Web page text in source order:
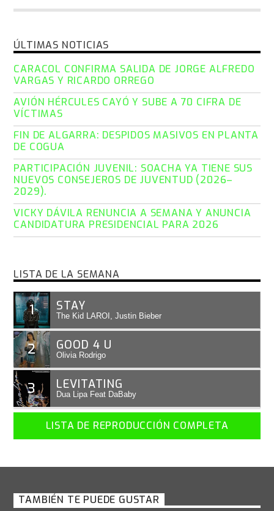
ÚLTIMAS NOTICIAS
CARACOL CONFIRMA SALIDA DE JORGE ALFREDO
VARGAS Y RICARDO ORREGO
AVIÓN HÉRCULES CAYÓ Y SUBE A 70 CIFRA DE
VÍCTIMAS
FIN DE ALGARRA: DESPIDOS MASIVOS EN PLANTA
DE COGUA
PARTICIPACIÓN JUVENIL: SOACHA YA TIENE SUS
NUEVOS CONSEJEROS DE JUVENTUD (2026–
2029).
VICKY DÁVILA RENUNCIA A SEMANA Y ANUNCIA
CANDIDATURA PRESIDENCIAL PARA 2026
LISTA DE LA SEMANA
1 STAY
The Kid LAROI, Justin Bieber
2 GOOD 4 U
Olivia Rodrigo
3 LEVITATING
Dua Lipa Feat DaBaby
LISTA DE REPRODUCCIÓN COMPLETA
TAMBIÉN TE PUEDE GUSTAR